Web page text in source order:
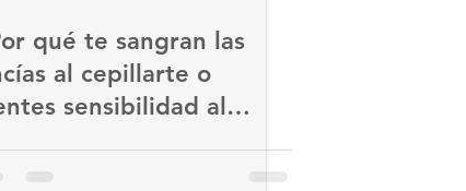
qué te sangran las
al cepillarte o
sensibilidad al